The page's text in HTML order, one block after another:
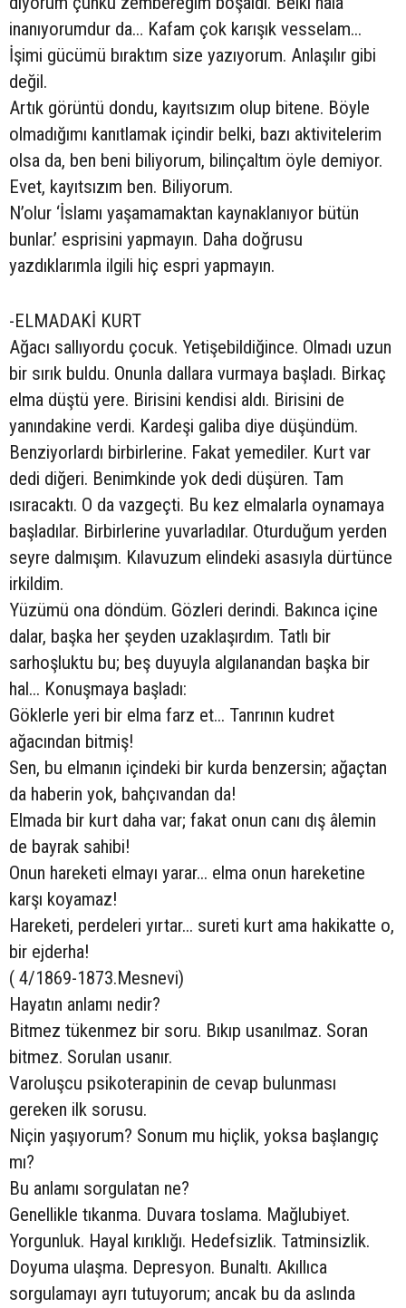
inanıyorumdur da… Kafam çok karışık vesselam...
İşimi gücümü bıraktım size yazıyorum. Anlaşılır gibi
değil.
Artık görüntü dondu, kayıtsızım olup bitene. Böyle
olmadığımı kanıtlamak içindir belki, bazı aktivitelerim
olsa da, ben beni biliyorum, bilinçaltım öyle demiyor.
Evet, kayıtsızım ben. Biliyorum.
N’olur ‘İslamı yaşamamaktan kaynaklanıyor bütün
bunlar.’ esprisini yapmayın. Daha doğrusu
yazdıklarımla ilgili hiç espri yapmayın.
-ELMADAKİ KURT
Ağacı sallıyordu çocuk. Yetişebildiğince. Olmadı uzun
bir sırık buldu. Onunla dallara vurmaya başladı. Birkaç
elma düştü yere. Birisini kendisi aldı. Birisini de
yanındakine verdi. Kardeşi galiba diye düşündüm.
Benziyorlardı birbirlerine. Fakat yemediler. Kurt var
dedi diğeri. Benimkinde yok dedi düşüren. Tam
ısıracaktı. O da vazgeçti. Bu kez elmalarla oynamaya
başladılar. Birbirlerine yuvarladılar. Oturduğum yerden
seyre dalmışım. Kılavuzum elindeki asasıyla dürtünce
irkildim.
Yüzümü ona döndüm. Gözleri derindi. Bakınca içine
dalar, başka her şeyden uzaklaşırdım. Tatlı bir
sarhoşluktu bu; beş duyuyla algılanandan başka bir
hal... Konuşmaya başladı:
Göklerle yeri bir elma farz et... Tanrının kudret
ağacından bitmiş!
Sen, bu elmanın içindeki bir kurda benzersin; ağaçtan
da haberin yok, bahçıvandan da!
Elmada bir kurt daha var; fakat onun canı dış âlemin
de bayrak sahibi!
Onun hareketi elmayı yarar... elma onun hareketine
karşı koyamaz!
Hareketi, perdeleri yırtar... sureti kurt ama hakikatte o,
bir ejderha!
( 4/1869-1873.Mesnevi)
Hayatın anlamı nedir?
Bitmez tükenmez bir soru. Bıkıp usanılmaz. Soran
bitmez. Sorulan usanır.
Varoluşcu psikoterapinin de cevap bulunması
gereken ilk sorusu.
Niçin yaşıyorum? Sonum mu hiçlik, yoksa başlangıç
mı?
Bu anlamı sorgulatan ne?
Genellikle tıkanma. Duvara toslama. Mağlubiyet.
Yorgunluk. Hayal kırıklığı. Hedefsizlik. Tatminsizlik.
Doyuma ulaşma. Depresyon. Bunaltı. Akıllıca
sorgulamayı ayrı tutuyorum; ancak bu da aslında